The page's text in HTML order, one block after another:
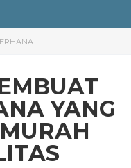
YANG